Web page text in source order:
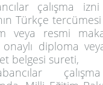
çalışma
Türkçe
veya resmi
onaylı diploma
belgesi sureti,